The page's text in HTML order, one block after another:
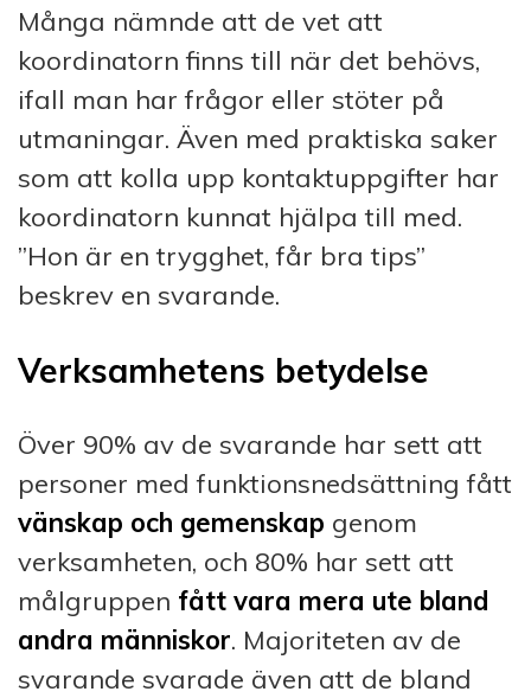
Många nämnde att de vet att
koordinatorn finns till när det behövs,
ifall man har frågor eller stöter på
utmaningar. Även med praktiska saker
som att kolla upp kontaktuppgifter har
koordinatorn kunnat hjälpa till med.
”Hon är en trygghet, får bra tips”
beskrev en svarande.
Verksamhetens betydelse
Över 90% av de svarande har sett att
personer med funktionsnedsättning fått
vänskap och gemenskap genom
verksamheten, och 80% har sett att
målgruppen fått vara mera ute bland
andra människor. Majoriteten av de
svarande svarade även att de bland